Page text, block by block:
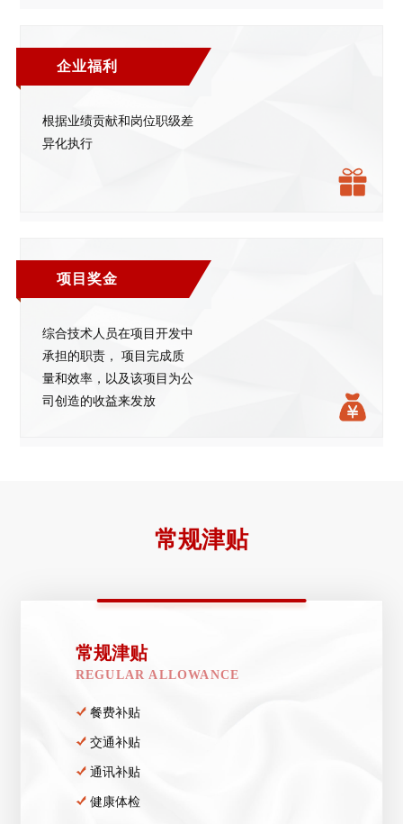
企业福利
根据业绩贡献和岗位职级差
异化执行
项目奖金
综合技术人员在项目开发中
承担的职责， 项目完成质
量和效率，以及该项目为公
司创造的收益来发放
常规津贴
常规津贴
REGULAR ALLOWANCE
餐费补贴
交通补贴
通讯补贴
健康体检